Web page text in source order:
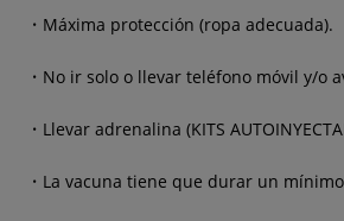
Máxima protección (ropa adecuada).
No ir solo o llevar teléfono móvil y/o
Llevar adrenalina (KITS
La vacuna tiene que durar un